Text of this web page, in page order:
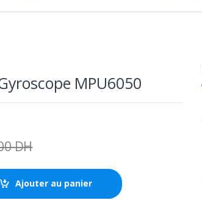
MPU6050
DH
Ajouter au panier